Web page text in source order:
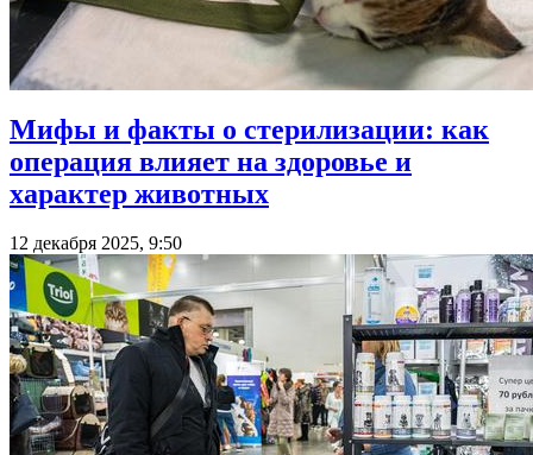
Мифы и факты о стерилизации: как
операция влияет на здоровье и
характер животных
12 декабря 2025, 9:50